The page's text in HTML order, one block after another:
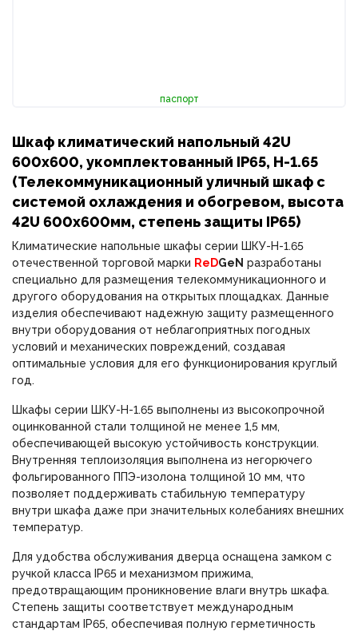
паспорт
Шкаф климатический напольный 42U
600х600, укомплектованный IP65, Н-1.65
(Телекоммуникационный уличный шкаф с
системой охлаждения и обогревом, высота
42U 600х600мм, степень защиты IP65)
Климатические напольные шкафы серии ШКУ-Н-1.65
отечественной торговой марки ReDGeN разработаны
специально для размещения телекоммуникационного и
другого оборудования на открытых площадках. Данные
изделия обеспечивают надежную защиту размещенного
внутри оборудования от неблагоприятных погодных
условий и механических повреждений, создавая
оптимальные условия для его функционирования круглый
год.
Шкафы серии ШКУ-Н-1.65 выполнены из высокопрочной
оцинкованной стали толщиной не менее 1,5 мм,
обеспечивающей высокую устойчивость конструкции.
Внутренняя теплоизоляция выполнена из негорючего
фольгированного ППЭ-изолона толщиной 10 мм, что
позволяет поддерживать стабильную температуру
внутри шкафа даже при значительных колебаниях внешних
температур.
Для удобства обслуживания дверца оснащена замком с
ручкой класса IP65 и механизмом прижима,
предотвращающим проникновение влаги внутрь шкафа.
Степень защиты соответствует международным
стандартам IP65, обеспечивая полную герметичность